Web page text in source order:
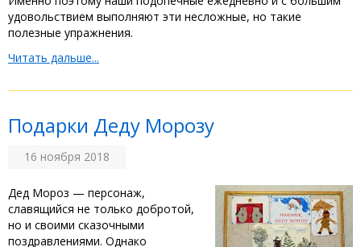
удовольствием выполняют эти несложные, но такие
полезные упражнения.
Читать дальше...
Подарки Деду Морозу
16 ноября 2018
Дед Мороз — персонаж,
славящийся не только добротой,
но и своими сказочными
поздравлениями. Однако